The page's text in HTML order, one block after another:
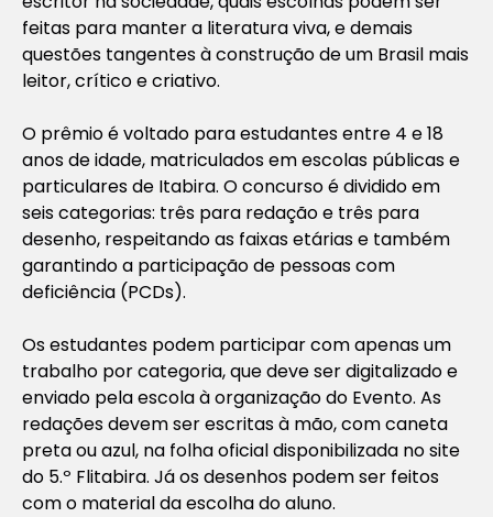
feitas para manter a literatura viva, e demais
questões tangentes à construção de um Brasil mais
leitor, crítico e criativo.
O prêmio é voltado para estudantes entre 4 e 18
anos de idade, matriculados em escolas públicas e
particulares de Itabira. O concurso é dividido em
seis categorias: três para redação e três para
desenho, respeitando as faixas etárias e também
garantindo a participação de pessoas com
deficiência (PCDs).
Os estudantes podem participar com apenas um
trabalho por categoria, que deve ser digitalizado e
enviado pela escola à organização do Evento. As
redações devem ser escritas à mão, com caneta
preta ou azul, na folha oficial disponibilizada no site
do 5.º Flitabira. Já os desenhos podem ser feitos
com o material da escolha do aluno.